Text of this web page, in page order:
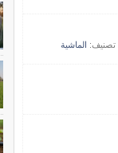
تصنيف: الماشية